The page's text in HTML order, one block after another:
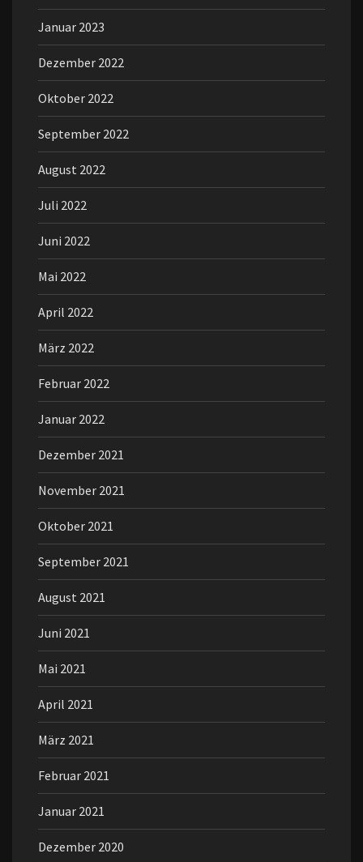
Januar 2023
Dezember 2022
Oktober 2022
September 2022
August 2022
Juli 2022
Juni 2022
Mai 2022
April 2022
März 2022
Februar 2022
Januar 2022
Dezember 2021
November 2021
Oktober 2021
September 2021
August 2021
Juni 2021
Mai 2021
April 2021
März 2021
Februar 2021
Januar 2021
Dezember 2020